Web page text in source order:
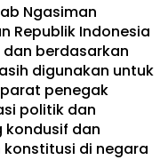
Ngasiman
Republik Indonesia
berdasarkan
digunakan untuk
penegak
politik dan
kondusif dan
di negara